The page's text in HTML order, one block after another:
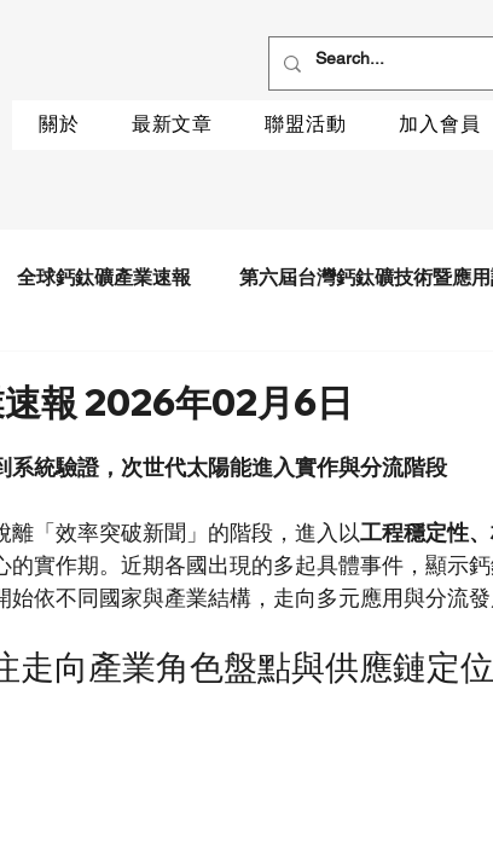
關於 最新文章 聯盟活動 加入會員
全球鈣鈦礦產業速報 第六屆台灣鈣鈦礦技術暨應
報 2026年02月6日
系統驗證，次世代太陽能進入實作與分流階段
離「效率突破新聞」的階段，進入以工程穩定性
的實作期。近期各國出現的多起具體事件，顯示
始依不同國家與產業結構，走向多元應用與分流
走向產業角色盤點與供應鏈定位